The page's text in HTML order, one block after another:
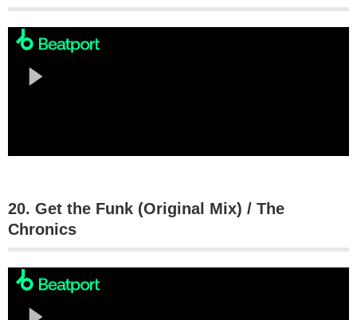
20. Get the Funk (Original Mix) / The
Chronics